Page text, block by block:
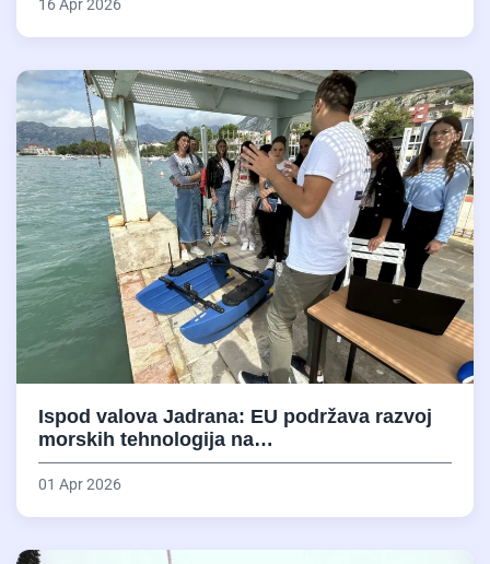
16 Apr 2026
Ispod valova Jadrana: EU podržava razvoj
morskih tehnologija na…
01 Apr 2026